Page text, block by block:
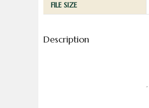
FILE SIZE
Description